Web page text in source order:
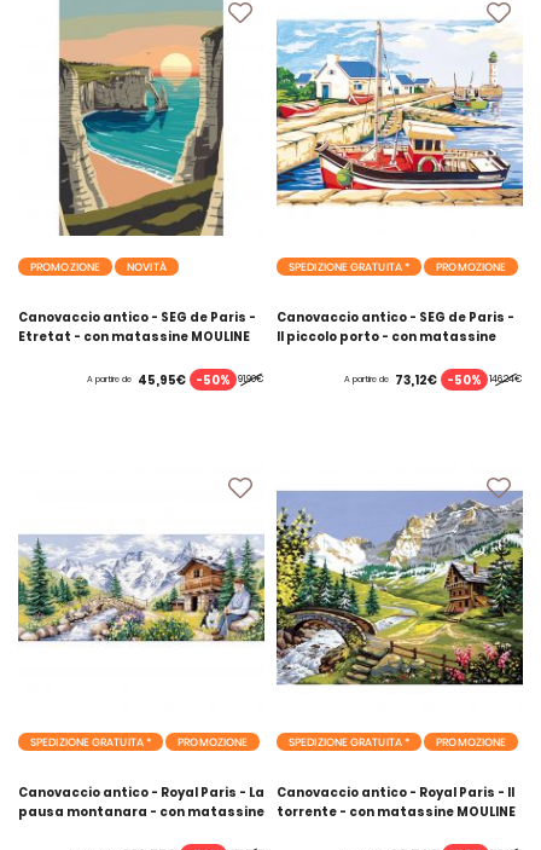
PROMOZIONE NOVITÀ
Canovaccio antico - SEG de Paris -
Etretat - con matassine MOULINE
91,90€
A partire de 45,95€ -50%
SPEDIZIONE GRATUITA * PROMOZIONE
Canovaccio antico - SEG de Paris -
Il piccolo porto - con matassine
146,24€
A partire de 73,12€ -50%
SPEDIZIONE GRATUITA * PROMOZIONE
Canovaccio antico - Royal Paris - La
pausa montanara - con matassine
SPEDIZIONE GRATUITA * PROMOZIONE
Canovaccio antico - Royal Paris - Il
torrente - con matassine MOULINE